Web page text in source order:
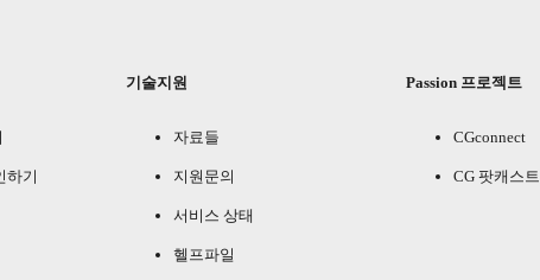
하기
기술지원
자료들
지원문의
서비스 상태
헬프파일
Passion 프로젝트
CGconnect
CG 팟캐스트